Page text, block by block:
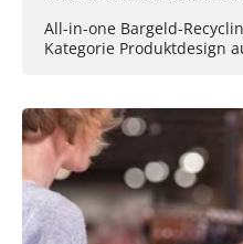
All-in-one Bargeld-
Kategorie Produktdesign